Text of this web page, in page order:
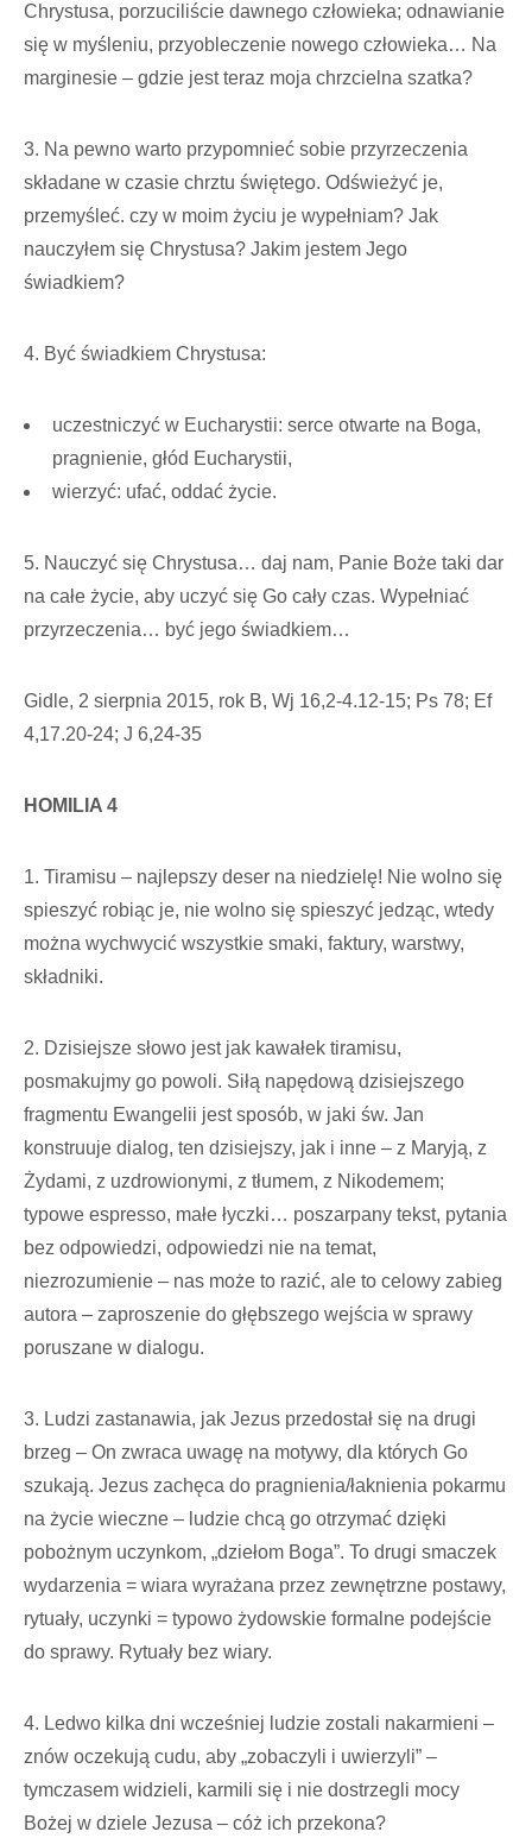
Chrystusa, porzuciliście dawnego człowieka; odnawianie
się w myśleniu, przyobleczenie nowego człowieka… Na
marginesie – gdzie jest teraz moja chrzcielna szatka?
3. Na pewno warto przypomnieć sobie przyrzeczenia
składane w czasie chrztu świętego. Odświeżyć je,
przemyśleć. czy w moim życiu je wypełniam? Jak
nauczyłem się Chrystusa? Jakim jestem Jego
świadkiem?
4. Być świadkiem Chrystusa:
uczestniczyć w Eucharystii: serce otwarte na Boga,
pragnienie, głód Eucharystii,
wierzyć: ufać, oddać życie.
5. Nauczyć się Chrystusa… daj nam, Panie Boże taki dar
na całe życie, aby uczyć się Go cały czas. Wypełniać
przyrzeczenia… być jego świadkiem…
Gidle, 2 sierpnia 2015, rok B, Wj 16,2-4.12-15; Ps 78; Ef
4,17.20-24; J 6,24-35
HOMILIA 4
1. Tiramisu – najlepszy deser na niedzielę! Nie wolno się
spieszyć robiąc je, nie wolno się spieszyć jedząc, wtedy
można wychwycić wszystkie smaki, faktury, warstwy,
składniki.
2. Dzisiejsze słowo jest jak kawałek tiramisu,
posmakujmy go powoli. Siłą napędową dzisiejszego
fragmentu Ewangelii jest sposób, w jaki św. Jan
konstruuje dialog, ten dzisiejszy, jak i inne – z Maryją, z
Żydami, z uzdrowionymi, z tłumem, z Nikodemem;
typowe espresso, małe łyczki… poszarpany tekst, pytania
bez odpowiedzi, odpowiedzi nie na temat,
niezrozumienie – nas może to razić, ale to celowy zabieg
autora – zaproszenie do głębszego wejścia w sprawy
poruszane w dialogu.
3. Ludzi zastanawia, jak Jezus przedostał się na drugi
brzeg – On zwraca uwagę na motywy, dla których Go
szukają. Jezus zachęca do pragnienia/łaknienia pokarmu
na życie wieczne – ludzie chcą go otrzymać dzięki
pobożnym uczynkom, „dziełom Boga”. To drugi smaczek
wydarzenia = wiara wyrażana przez zewnętrzne postawy,
rytuały, uczynki = typowo żydowskie formalne podejście
do sprawy. Rytuały bez wiary.
4. Ledwo kilka dni wcześniej ludzie zostali nakarmieni –
znów oczekują cudu, aby „zobaczyli i uwierzyli” –
tymczasem widzieli, karmili się i nie dostrzegli mocy
Bożej w dziele Jezusa – cóż ich przekona?